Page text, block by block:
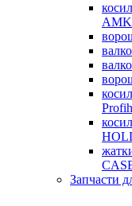
Запчасти